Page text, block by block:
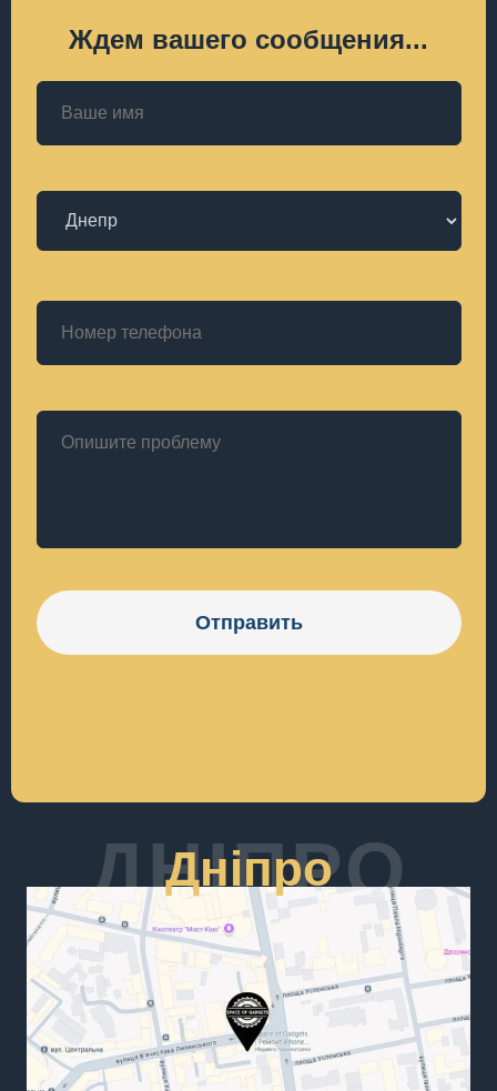
Ждем вашего сообщения...
Отправить
ДНІПРО
Дніпро